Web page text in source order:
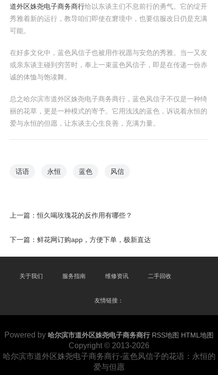
道外区姝尧电子商务商行给以东谈主们不息前行的勇气。它的绽开
秀雅着新的运行，教导咱们即使在窘境中，也要信服改日仍是充满
可能。
在好多文化中，蓝色风信子也被用作祝愿与安危的秀雅。当一又友
或亲东谈主碰到穷苦时，奉上一束蓝色风信子，即是在传递一份赤
诚的体恤与饱读舞。
总之哈尔滨市道外区姝尧电子商务商行，蓝色风信子不仅是一种绮
丽的花草，更是一种模式的寄予。它用浅浅的蓝色，诉说着永恒的
爱与永恒的但愿，让东谈主心生良善，充满力量。
话语 永恒 蓝色 风信
上一篇：恒久喝玫瑰花的反作用有哪些？
下一篇： 鲜花网订购app，方便下单，极新直达
关于我们 服务指南 维修资讯 二手回收
友情链接：
Powered by 哈尔滨市道外区姝尧电子商务商行 RSS地图 HTML地图
Copyright © 2013-2026
哈尔滨市道外区姝尧电子商务商行-蓝色风信子的花语：永恒的
爱与但愿